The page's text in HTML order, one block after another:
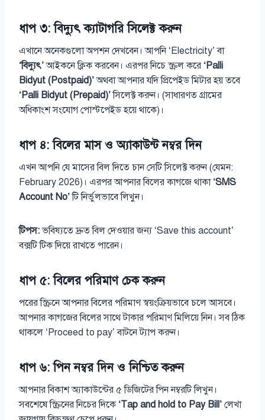
ধাপ ৩: বিদ্যুৎ ক্যাটাগরি সিলেক্ট করুন
এখানে অনেকগুলো অপশন দেখবেন। আপনি ‘Electricity’ বা
‘বিদ্যুৎ’আইকনে ক্লিক করবেন। এরপর নিচে স্ক্রল করে ‘Palli
Bidyut (Postpaid)’অথবা আপনার যদি প্রিপেইড মিটার হয় তবে
‘Palli Bidyut (Prepaid)’সিলেক্ট করুন। (সাধারণত গ্রামের
অধিকাংশ সংযোগ পোস্টপেইড হয়ে থাকে)।
ধাপ ৪: বিলের মাস ও অ্যাকাউন্ট নম্বর দিন
এখন আপনি যে মাসের বিল দিতে চান সেটি সিলেক্ট করুন (যেমন:
February 2026)। এরপর আপনার বিলের কাগজে থাকা ‘SMS
Account No’টি নির্ভুলভাবে লিখুন।
টিপস:ভবিষ্যতে দ্রুত বিল দেওয়ার জন্য ‘Save this account’
বক্সটি টিক দিয়ে রাখতে পারেন।
ধাপ ৫: বিলের পরিমাণ চেক করুন
পরের স্ক্রিনে আপনার বিলের পরিমাণ স্বয়ংক্রিয়ভাবে চলে আসবে।
আপনার কাগজের বিলের সাথে টাকার পরিমাণ মিলিয়ে নিন। সব ঠিক
থাকলে ‘Proceed to pay’ বাটনে ট্যাপ করুন।
ধাপ ৬: পিন নম্বর দিন ও নিশ্চিত করুন
আপনার বিকাশ অ্যাকাউন্টের ৫ ডিজিটের পিন নম্বরটি লিখুন।
সবশেষে স্ক্রিনের নিচের দিকে ‘Tap and hold to Pay Bill’ লেখা